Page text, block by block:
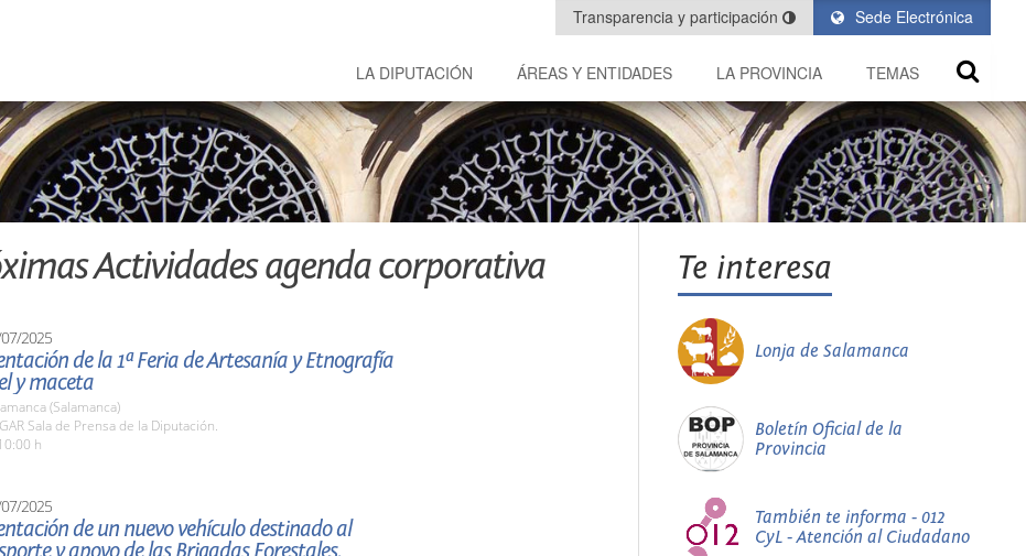
Sede Electrónica
Transparencia y participación
LA DIPUTACIÓN ÁREAS Y ENTIDADES LA PROVINCIA TEMAS
Actividades agenda corporativa
2025
de la 1ª Feria de Artesanía y Etnografía
y maceta
(Salamanca)
Sala de Prensa de la Diputación.
h
2025
de un nuevo vehículo destinado al
Te interesa
Lonja de Salamanca
Boletín Oficial de la
Provincia
También te informa - 012
CyL - Atención al Ciudadano